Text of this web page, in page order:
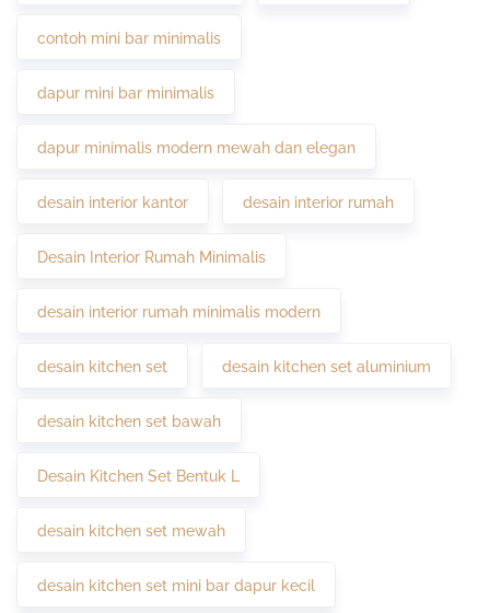
contoh mini bar minimalis
dapur mini bar minimalis
dapur minimalis modern mewah dan elegan
desain interior kantor desain interior rumah
Desain Interior Rumah Minimalis
desain interior rumah minimalis modern
desain kitchen set desain kitchen set aluminium
desain kitchen set bawah
Desain Kitchen Set Bentuk L
desain kitchen set mewah
desain kitchen set mini bar dapur kecil